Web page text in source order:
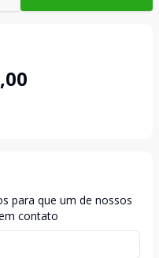
para que um de nossos
contato